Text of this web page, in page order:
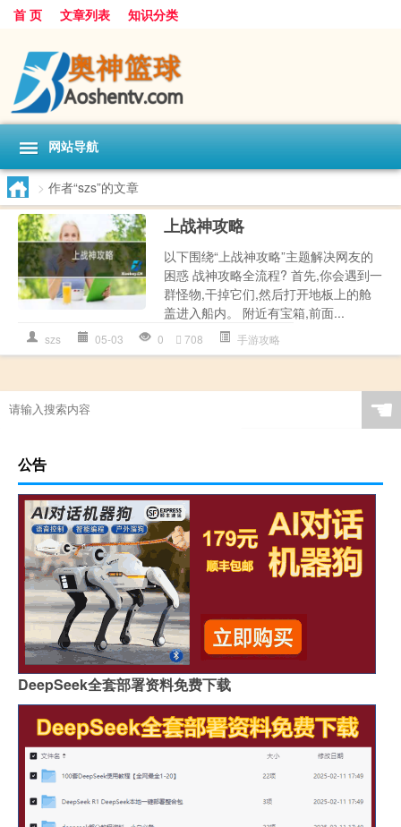
首 页 文章列表 知识分类
网站导航
> 作者“szs”的文章
上战神攻略
以下围绕“上战神攻略”主题解决网友的
困惑 战神攻略全流程? 首先,你会遇到一
群怪物,干掉它们,然后打开地板上的舱
盖进入船内。 附近有宝箱,前面...
szs 05-03 0 708 手游攻略
☚
公告
DeepSeek全套部署资料免费下载